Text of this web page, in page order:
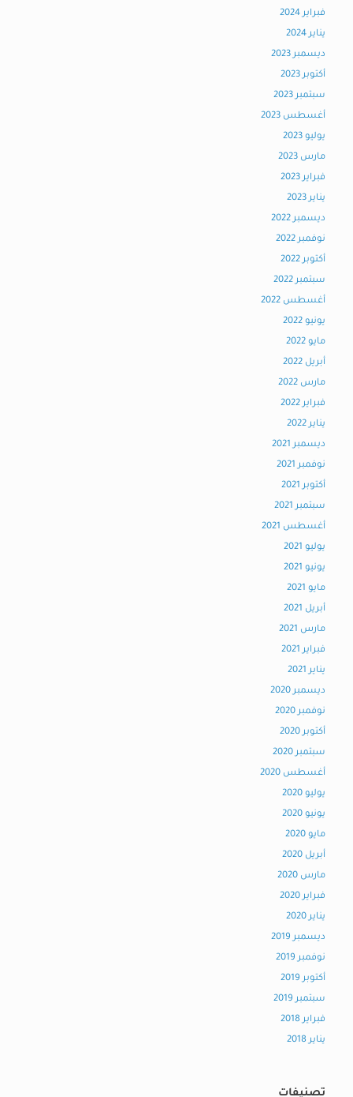
فبراير 2024
يناير 2024
ديسمبر 2023
أكتوبر 2023
سبتمبر 2023
أغسطس 2023
يوليو 2023
مارس 2023
فبراير 2023
يناير 2023
ديسمبر 2022
نوفمبر 2022
أكتوبر 2022
سبتمبر 2022
أغسطس 2022
يونيو 2022
مايو 2022
أبريل 2022
مارس 2022
فبراير 2022
يناير 2022
ديسمبر 2021
نوفمبر 2021
أكتوبر 2021
سبتمبر 2021
أغسطس 2021
يوليو 2021
يونيو 2021
مايو 2021
أبريل 2021
مارس 2021
فبراير 2021
يناير 2021
ديسمبر 2020
نوفمبر 2020
أكتوبر 2020
سبتمبر 2020
أغسطس 2020
يوليو 2020
يونيو 2020
مايو 2020
أبريل 2020
مارس 2020
فبراير 2020
يناير 2020
ديسمبر 2019
نوفمبر 2019
أكتوبر 2019
سبتمبر 2019
فبراير 2018
يناير 2018
تصنيفات